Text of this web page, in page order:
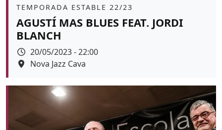
Àmbit
TEMPORADA ESTABLE 22/23
AGUSTÍ MAS BLUES FEAT. JORDI
BLANCH
Data
20/05/2023 - 22:00
Espai
Nova Jazz Cava